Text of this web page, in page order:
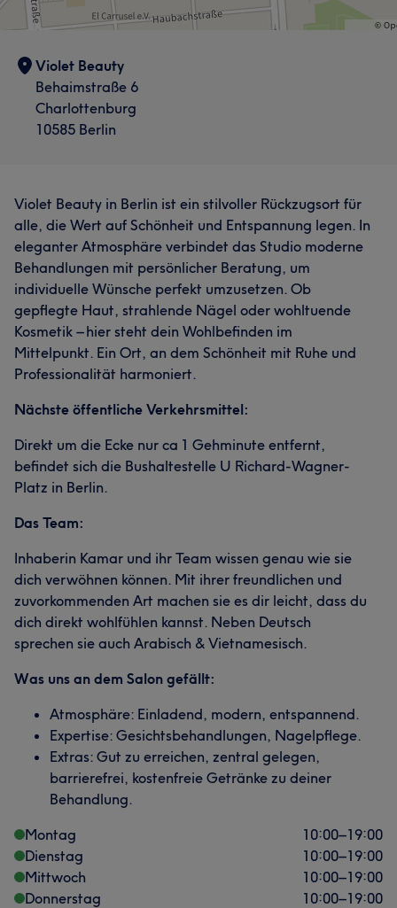
Violet Beauty
Behaimstraße 6
Charlottenburg
10585 Berlin
Violet Beauty in Berlin ist ein stilvoller Rückzugsort für
alle, die Wert auf Schönheit und Entspannung legen. In
eleganter Atmosphäre verbindet das Studio moderne
Behandlungen mit persönlicher Beratung, um
individuelle Wünsche perfekt umzusetzen. Ob
gepflegte Haut, strahlende Nägel oder wohltuende
Kosmetik – hier steht dein Wohlbefinden im
Mittelpunkt. Ein Ort, an dem Schönheit mit Ruhe und
Professionalität harmoniert.
Nächste öffentliche Verkehrsmittel:
Direkt um die Ecke nur ca 1 Gehminute entfernt,
befindet sich die Bushaltestelle U Richard-Wagner-
Platz in Berlin.
Das Team:
Inhaberin Kamar und ihr Team wissen genau wie sie
dich verwöhnen können. Mit ihrer freundlichen und
zuvorkommenden Art machen sie es dir leicht, dass du
dich direkt wohlfühlen kannst. Neben Deutsch
sprechen sie auch Arabisch & Vietnamesisch.
Was uns an dem Salon gefällt:
Atmosphäre: Einladend, modern, entspannend.
Expertise: Gesichtsbehandlungen, Nagelpflege.
Extras: Gut zu erreichen, zentral gelegen,
barrierefrei, kostenfreie Getränke zu deiner
Behandlung.
Montag
10:00–19:00
Dienstag
10:00–19:00
Mittwoch
10:00–19:00
Donnerstag
10:00–19:00